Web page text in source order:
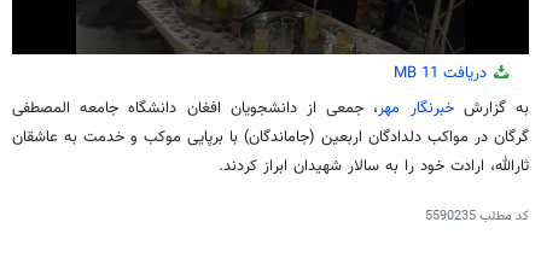
0
of
1
minute,
دریافت 11 MB
به گزارشخبرنگار مهر، جمعی از دانشجویان افغان دانشگاه جامعه المصطفی
گرگان در مواکب دلدادگان اربعین (جاماندگان) با برپایی موکب و خدمت به عاشقان
ثارالله، ارادت خود را به سالار شهیدان ابراز کردند.
کد مطلب5590235